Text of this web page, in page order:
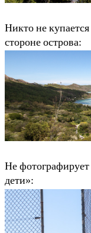
Никто не
стороне острова:
Не
дети»: